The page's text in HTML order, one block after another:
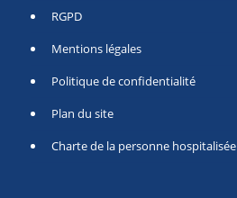
RGPD
Mentions légales
Politique de confidentialité
Plan du site
Charte de la personne hospitalisée